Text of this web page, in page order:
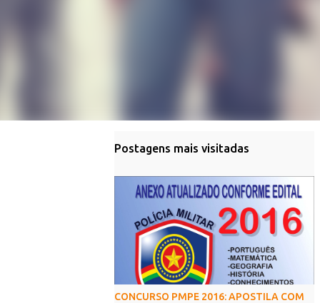
Postagens mais visitadas
CONCURSO PMPE 2016: APOSTILA COM